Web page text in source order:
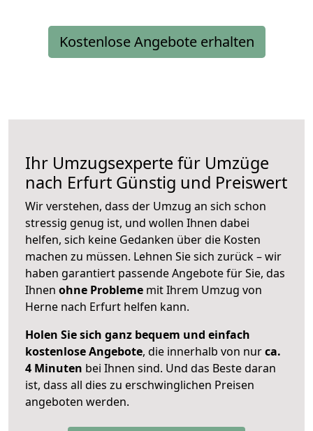
Kostenlose Angebote erhalten
Ihr Umzugsexperte für Umzüge
nach Erfurt Günstig und Preiswert
Wir verstehen, dass der Umzug an sich schon
stressig genug ist, und wollen Ihnen dabei
helfen, sich keine Gedanken über die Kosten
machen zu müssen. Lehnen Sie sich zurück – wir
haben garantiert passende Angebote für Sie, das
Ihnen ohne Probleme mit Ihrem Umzug von
Herne nach Erfurt helfen kann.
Holen Sie sich ganz bequem und einfach
kostenlose Angebote, die innerhalb von nurca.
4 Minuten bei Ihnen sind. Und das Beste daran
ist, dass all dies zu erschwinglichen Preisen
angeboten werden.